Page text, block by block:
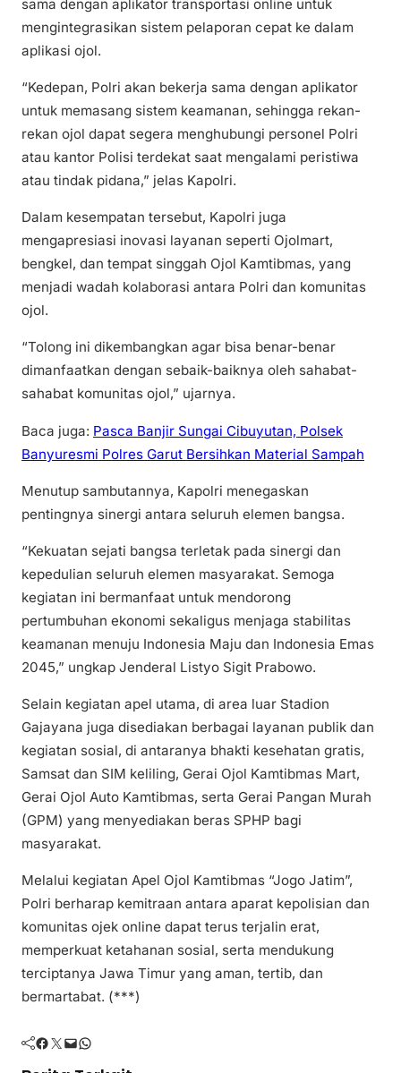
sama dengan aplikator transportasi online untuk
mengintegrasikan sistem pelaporan cepat ke dalam
aplikasi ojol.
“Kedepan, Polri akan bekerja sama dengan aplikator
untuk memasang sistem keamanan, sehingga rekan-
rekan ojol dapat segera menghubungi personel Polri
atau kantor Polisi terdekat saat mengalami peristiwa
atau tindak pidana,” jelas Kapolri.
Dalam kesempatan tersebut, Kapolri juga
mengapresiasi inovasi layanan seperti Ojolmart,
bengkel, dan tempat singgah Ojol Kamtibmas, yang
menjadi wadah kolaborasi antara Polri dan komunitas
ojol.
“Tolong ini dikembangkan agar bisa benar-benar
dimanfaatkan dengan sebaik-baiknya oleh sahabat-
sahabat komunitas ojol,” ujarnya.
Baca juga: Pasca Banjir Sungai Cibuyutan, Polsek
Banyuresmi Polres Garut Bersihkan Material Sampah
Menutup sambutannya, Kapolri menegaskan
pentingnya sinergi antara seluruh elemen bangsa.
“Kekuatan sejati bangsa terletak pada sinergi dan
kepedulian seluruh elemen masyarakat. Semoga
kegiatan ini bermanfaat untuk mendorong
pertumbuhan ekonomi sekaligus menjaga stabilitas
keamanan menuju Indonesia Maju dan Indonesia Emas
2045,” ungkap Jenderal Listyo Sigit Prabowo.
Selain kegiatan apel utama, di area luar Stadion
Gajayana juga disediakan berbagai layanan publik dan
kegiatan sosial, di antaranya bhakti kesehatan gratis,
Samsat dan SIM keliling, Gerai Ojol Kamtibmas Mart,
Gerai Ojol Auto Kamtibmas, serta Gerai Pangan Murah
(GPM) yang menyediakan beras SPHP bagi
masyarakat.
Melalui kegiatan Apel Ojol Kamtibmas “Jogo Jatim”,
Polri berharap kemitraan antara aparat kepolisian dan
komunitas ojek online dapat terus terjalin erat,
memperkuat ketahanan sosial, serta mendukung
terciptanya Jawa Timur yang aman, tertib, dan
bermartabat. (***)
Facebook Twitter Mail WhatsApp